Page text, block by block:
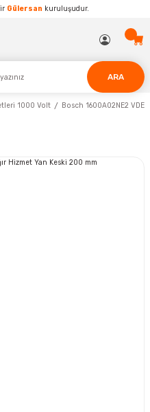
Gülersan kuruluşudur.
ARA
1000 Volt Bosch 1600A02NE2 VDE